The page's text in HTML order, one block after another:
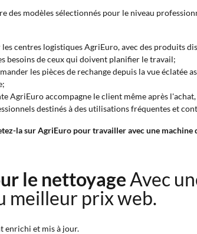
des modèles sélectionnés pour le niveau
centres logistiques AgriEuro, avec des produits
besoins de ceux qui doivent planifier le travail;
les pièces de rechange depuis la vue
AgriEuro accompagne le client même après
destinés à des utilisations fréquentes et
la sur AgriEuro pour travailler avec une
le nettoyageAvec
meilleur prix web.
enrichi et mis à jour.